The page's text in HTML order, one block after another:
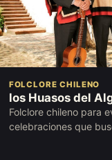
FOLCLORE CHILENO
los Huasos del
Folclore chileno para
celebraciones que